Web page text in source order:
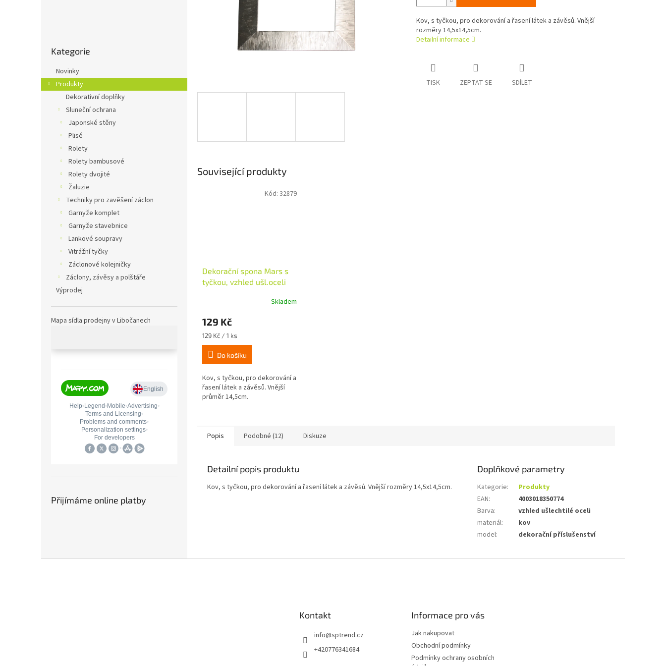
kategorie
Kategorie
Novinky
Produkty
Dekorativní doplňky
Sluneční ochrana
Japonské stěny
Plisé
Rolety
Rolety bambusové
Rolety dvojité
Žaluzie
Techniky pro zavěšení záclon
Garnyže komplet
Garnyže stavebnice
Lankové soupravy
Vitrážní tyčky
Záclonové kolejničky
Záclony, závěsy a polštáře
Výprodej
Mapa sídla prodejny v Libočanech
Přijímáme online platby
Kov, s tyčkou, pro dekorování a řasení látek a závěsů. Vnější
rozměry 14,5x14,5cm.
Detailní informace
TISK ZEPTAT SE SDÍLET
Související produkty
Dekorační spona Mars s
tyčkou, vzhled ušl.oceli
Skladem
129 Kč
Měrná
cena:
129 Kč / 1 ks
Do košíku
Kov, s tyčkou, pro dekorování a
řasení látek a závěsů. Vnější
průměr 14,5cm.
Kód: 32879
Popis Podobné (12) Diskuze
Detailní popis produktu
Kov, s tyčkou, pro dekorování a řasení látek a závěsů. Vnější rozměry 14,5x14,5cm.
Doplňkové parametry
Kategorie:
Produkty
EAN:
4003018350774
Barva:
vzhled ušlechtilé oceli
materiál:
kov
model: dekorační příslušenství
Kontakt
info@sptrend.cz
+420776341684
Informace pro vás
Jak nakupovat
Obchodní podmínky
Podmínky ochrany osobních